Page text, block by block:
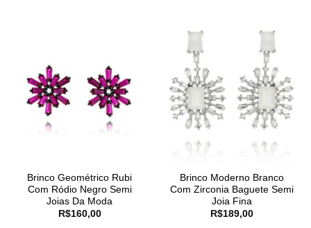
Brinco Geométrico Rubi
Com Ródio Negro Semi
Joias Da Moda
R$160,00
Brinco Moderno Branco
Com Zirconia Baguete Semi
Joia Fina
R$189,00